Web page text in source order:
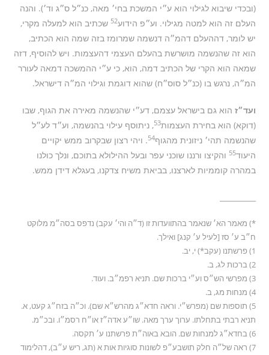
(ובכדי שיבוא לגילוי הוא ע״י המשכת בחי׳ מאה, כנ״ל ס״ג וד׳). והנה
העלם זה הוא למטה מגילוי. וע״פ הידוע52 שכתיב הוא למעלה מקרי,
יש לומר, דההעלם דהמ״ה דנשמה שמרומז בזה שמה הוא הכתיב,
הוא זה שהנשמה מושרשת בהעלם העצמי דהעצמות. ויש להוסיף, דזה
שמאה הוא הקרי של הכתיב דמה, הוא, כי ע״י ההמשכה דמאה לעורר
המ״ה, נרגש בו (כנ״ל סוס״ח) שהוא דוגמת וגילוי המ״ה דישראל.
ועד״ז הוא גם בישראל עצמם, דע״י שהנשמה מאירה את הגוף, שבו
(דוקא) הוא בחירת העצמות53, ניתוסף עילוי בהנשמה, וע״ד לע״ל
שהנשמה תהי׳ ניזונית מהגוף54. ויהי רצון שבקרוב ממש יקויים
היעוד55 והקיצו ורננו שוכני עפר ובעל ההילולא בתוכם, ונלך כולנו
במהרה קוממיות לארצנו, בביאת משיח צדקנו, בעגלא דידן ממש.
*) מאמר הא׳ שנאמר בהתוועדות זו (ד״ה והי׳ עקב) נדפס בסה״מ מלוקט
ח״ב ע׳ סז [לעיל ע׳ קנג] ואילך.
1) פרשתנו (עקב*) י, יב.
2) ברכות לג, ב.
3) מפרשי הש״ס וע״י ברכות שם. תניא רפמ״ב. ועוד.
4) מנחות מג, ב.
5) תוספות שם (מפרש״י. וראה חדא״ג מהרש״א שם). וכ״ה בזח״ג קעט, א.
תניא רבתי בתחלתו. ערוך ערך מאה. שו״ע אדה״ז או״ח רסמ״ו. ובכ״מ.
6) בחדא״ג למנחות שם. הובא באוה״ת פרשתנו ע׳ תקסה.
7) ראה של״ה חלק תושבע״פ לשונות סוגיות אות א (תג, ריש ע״ב), דהלימוד